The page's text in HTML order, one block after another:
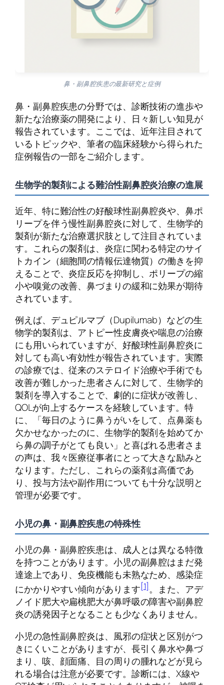
鼻・副鼻腔疾患の最新研究と症例
鼻・副鼻腔疾患の分野では、診断技術の進歩や
新たな治療薬の開発により、日々新しい知見が
報告されています。ここでは、近年注目されて
いるトピックや、筆者の臨床経験から得られた
症例報告の一部をご紹介します。
生物学的製剤による難治性副鼻腔炎治療の進展
近年、特に難治性の好酸球性副鼻腔炎や、鼻ポ
リープを伴う慢性副鼻腔炎に対して、生物学的
製剤が新たな治療選択肢として注目されていま
す。これらの製剤は、炎症に関わる特定のサイ
トカイン（細胞間の情報伝達物質）の働きを抑
えることで、炎症反応を抑制し、ポリープの縮
小や嗅覚の改善、鼻づまりの緩和に効果が期待
されています。
例えば、デュピルマブ（Dupilumab）などの生
物学的製剤は、アトピー性皮膚炎や喘息の治療
にも用いられていますが、好酸球性副鼻腔炎に
対しても高い有効性が報告されています。実際
の診療では、従来のステロイド治療や手術でも
改善が難しかった患者さんに対して、生物学的
製剤を導入することで、劇的に症状が改善し、
QOLが向上するケースを経験しています。特
に、「毎日のように鼻うがいをして、点鼻薬も
欠かせなかったのに、生物学的製剤を始めてか
ら鼻の調子がとても良い」と喜ばれる患者さま
の声は、我々医療従事者にとって大きな励みと
なります。ただし、これらの薬剤は高価であ
り、投与方法や副作用についても十分な説明と
管理が必要です。
小児の鼻・副鼻腔疾患の特殊性
小児の鼻・副鼻腔疾患は、成人とは異なる特徴
を持つことがあります。小児の副鼻腔はまだ発
達途上であり、免疫機能も未熟なため、感染症
にかかりやすい傾向があります[1]。また、アデ
ノイド肥大や扁桃肥大が鼻呼吸の障害や副鼻腔
炎の誘発因子となることも少なくありません。
小児の急性副鼻腔炎は、風邪の症状と区別がつ
きにくいことがありますが、長引く鼻水や鼻づ
まり、咳、顔面痛、目の周りの腫れなどが見ら
れる場合は注意が必要です。診断には、X線や